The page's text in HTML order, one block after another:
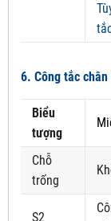
6. Công tắc
Biểu
tượng
Chỗ
trống
S2